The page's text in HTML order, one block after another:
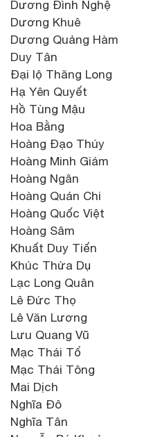
Dương Đình Nghệ
Dương Khuê
Dương Quảng Hàm
Duy Tân
Đại lộ Thăng Long
Hạ Yên Quyết
Hồ Tùng Mậu
Hoa Bằng
Hoàng Đạo Thúy
Hoàng Minh Giám
Hoàng Ngân
Hoàng Quán Chi
Hoàng Quốc Việt
Hoàng Sâm
Khuất Duy Tiến
Khúc Thừa Dụ
Lạc Long Quân
Lê Đức Thọ
Lê Văn Lương
Lưu Quang Vũ
Mạc Thái Tổ
Mạc Thái Tông
Mai Dịch
Nghĩa Đô
Nghĩa Tân